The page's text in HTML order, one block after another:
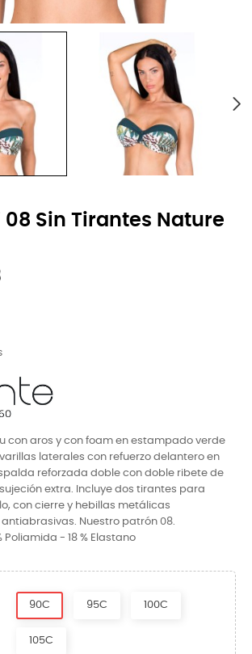
08 Sin Tirantes Nature
con aros y con foam en estampado verde
laterales con refuerzo delantero en
reforzada doble con doble ribete de
extra. Incluye dos tirantes para
con cierre y hebillas metálicas
Nuestro patrón 08.
Poliamida - 18 % Elastano
90C 95C 100C
105C